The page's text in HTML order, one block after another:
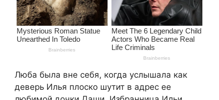
Люба была вне себя, когда услышала как
деверь Илья плоско шутит в адрес ее